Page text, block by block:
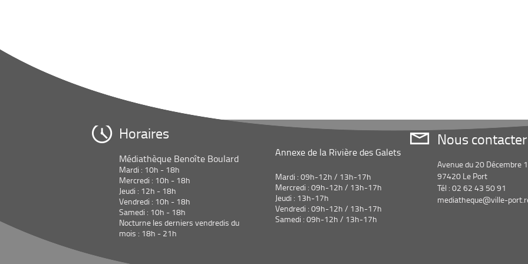
Horaires
Médiathèque Benoîte Boulard
Mardi : 10h - 18h
Mercredi : 10h - 18h
Jeudi : 12h - 18h
Vendredi : 10h - 18h
Samedi : 10h - 18h
Nocturne les derniers vendredis du
mois : 18h - 21h
Annexe de la Rivière des Galets
Mardi : 09h-12h / 13h-17h
Mercredi : 09h-12h / 13h-17h
Jeudi : 13h-17h
Vendredi : 09h-12h / 13h-17h
Samedi : 09h-12h / 13h-17h
Nous contacter
Avenue du 20 Décembre
97420 Le Port
Tél : 02 62 43 50 91
mediatheque@ville-